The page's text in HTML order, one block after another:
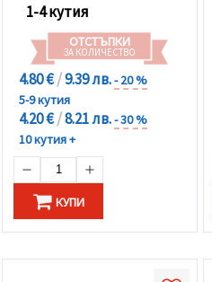
1-4 кутия
ОТСТЪПКИ
ЗА КОЛИЧЕСТВО
4.80 €/9.39 лв.- 20 %
5-9 кутия
4.20 €/8.21 лв.- 30 %
10 кутия +
КУПИ